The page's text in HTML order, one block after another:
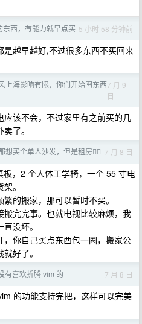
东西，有能力就早点买 5 小时 58 分钟前
越早越好,不过很多东西不买回来
上海影响有限，你们开始囤东西7 月 9
日
该不会，不过家里有之前买的几
了。
想买个单人沙发，但是租房😮‍💨 7 月 8 日
，2 个人体工学椅，一个 55 寸电
。
的搬家，那可以暂时不买。
完完事。也就电视比较麻烦，我
没坏。
你自己买点东西包一圈，搬家公
好了。
有喜欢折腾 vim 的 7 月 8 日
的功能支持完把，这样可以完美